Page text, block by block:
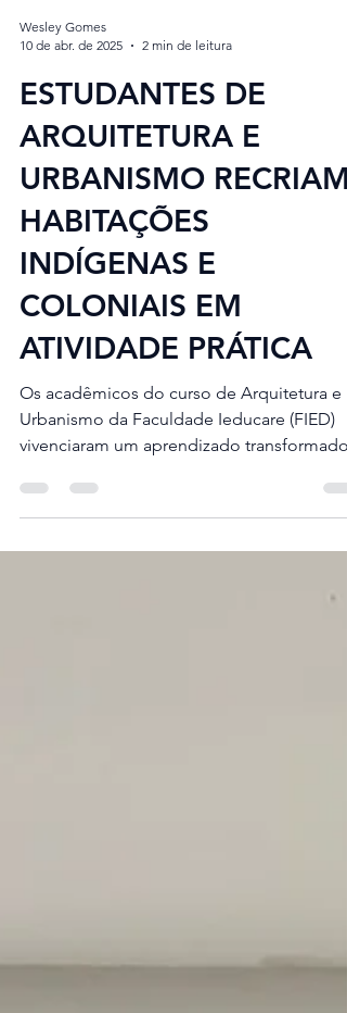
10 de abr. de 2025
2 min de leitura
ESTUDANTES DE
ARQUITETURA E
URBANISMO RECRIAM
HABITAÇÕES
INDÍGENAS E
COLONIAIS EM
ATIVIDADE PRÁTICA
Os acadêmicos do curso de Arquitetura e
vivenciaram um aprendizado transformador
ao participarem...